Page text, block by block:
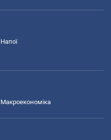
Напої
Макроекономіка